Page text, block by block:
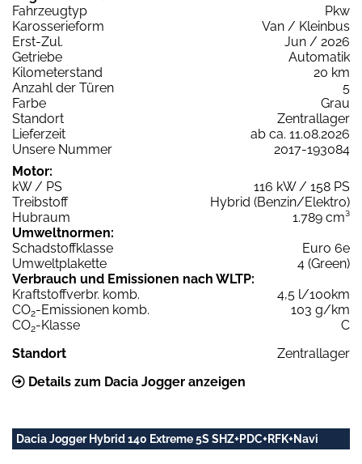
Fahrzeugtyp
Pkw
Karosserieform
Van / Kleinbus
Erst-Zul.
Jun / 2026
Getriebe
Automatik
Kilometerstand
20 km
Anzahl der Türen
5
Farbe
Grau
Standort
Zentrallager
Lieferzeit
ab ca. 11.08.2026
Unsere Nummer
2017-193084
Motor:
kW / PS
116 kW / 158 PS
Treibstoff
Hybrid (Benzin/Elektro)
Hubraum
1.789 cm³
Umweltnormen:
Schadstoffklasse
Euro 6e
Umweltplakette
4 (Green)
Verbrauch und Emissionen nach WLTP:
Kraftstoffverbr. komb.
4,5 l/100km
CO2-Emissionen komb.
103 g/km
CO2-Klasse
C
Standort
Zentrallager
Details zum Dacia Jogger anzeigen
Dacia Jogger Hybrid 140 Extreme 5S SHZ+PDC+RFK+Navi